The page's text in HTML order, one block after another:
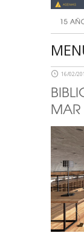
16/02/
MAR